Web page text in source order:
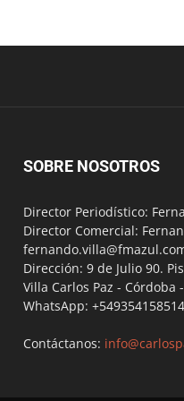
SOBRE NOSOTROS
Director Periodístico:
Director Comercial:
Dirección: 9 de Julio 90.
Villa Carlos Paz - Córdoba
WhatsApp:
Contáctanos: